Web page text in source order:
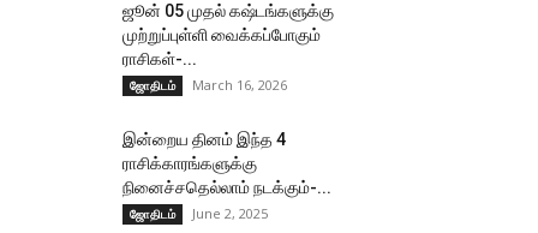
ஜூன் 05 முதல் கஷ்டங்களுக்கு
முற்றுப்புள்ளி வைக்கப்போகும்
ராசிகள்-...
ஜோதிடம் March 16, 2026
இன்றைய தினம் இந்த 4
ராசிக்காரங்களுக்கு
நினைச்சதெல்லாம் நடக்கும்-...
ஜோதிடம் June 2, 2025